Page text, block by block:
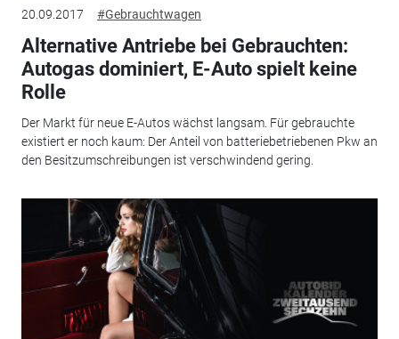
20.09.2017 #Gebrauchtwagen
Alternative Antriebe bei Gebrauchten:
Autogas dominiert, E-Auto spielt keine
Rolle
Der Markt für neue E-Autos wächst langsam. Für gebrauchte
existiert er noch kaum: Der Anteil von batteriebetriebenen Pkw an
den Besitzumschreibungen ist verschwindend gering.